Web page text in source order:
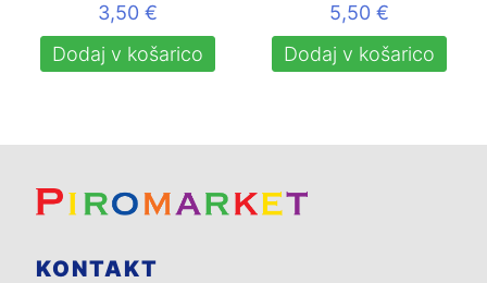
3,50€
Dodaj v košarico
5,50 €
Dodaj v košarico
KONTAKT